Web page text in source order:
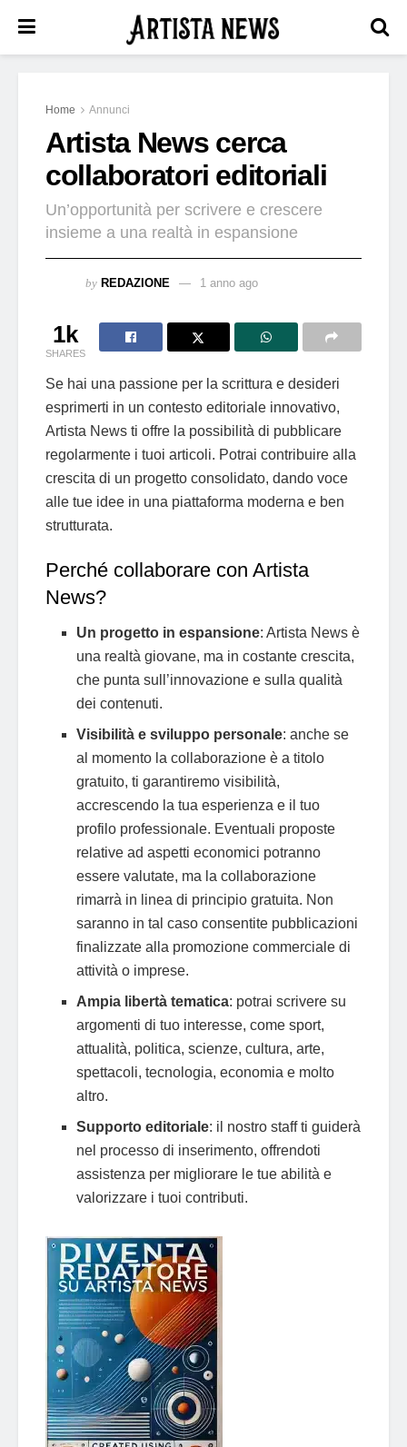
Home Annunci
Artista News cerca
collaboratori editoriali
Un’opportunità per scrivere e crescere
insieme a una realtà in espansione
by REDAZIONE 1 anno ago
1k
SHARES
Se hai una passione per la scrittura e desideri
esprimerti in un contesto editoriale innovativo,
Artista News ti offre la possibilità di pubblicare
regolarmente i tuoi articoli. Potrai contribuire alla
crescita di un progetto consolidato, dando voce
alle tue idee in una piattaforma moderna e ben
strutturata.
Perché collaborare con Artista
News?
Un progetto in espansione: Artista News è
una realtà giovane, ma in costante crescita,
che punta sull’innovazione e sulla qualità
dei contenuti.
Visibilità e sviluppo personale: anche se
al momento la collaborazione è a titolo
gratuito, ti garantiremo visibilità,
accrescendo la tua esperienza e il tuo
profilo professionale. Eventuali proposte
relative ad aspetti economici potranno
essere valutate, ma la collaborazione
rimarrà in linea di principio gratuita. Non
saranno in tal caso consentite pubblicazioni
finalizzate alla promozione commerciale di
attività o imprese.
Ampia libertà tematica: potrai scrivere su
argomenti di tuo interesse, come sport,
attualità, politica, scienze, cultura, arte,
spettacoli, tecnologia, economia e molto
altro.
Supporto editoriale: il nostro staff ti guiderà
nel processo di inserimento, offrendoti
assistenza per migliorare le tue abilità e
valorizzare i tuoi contributi.